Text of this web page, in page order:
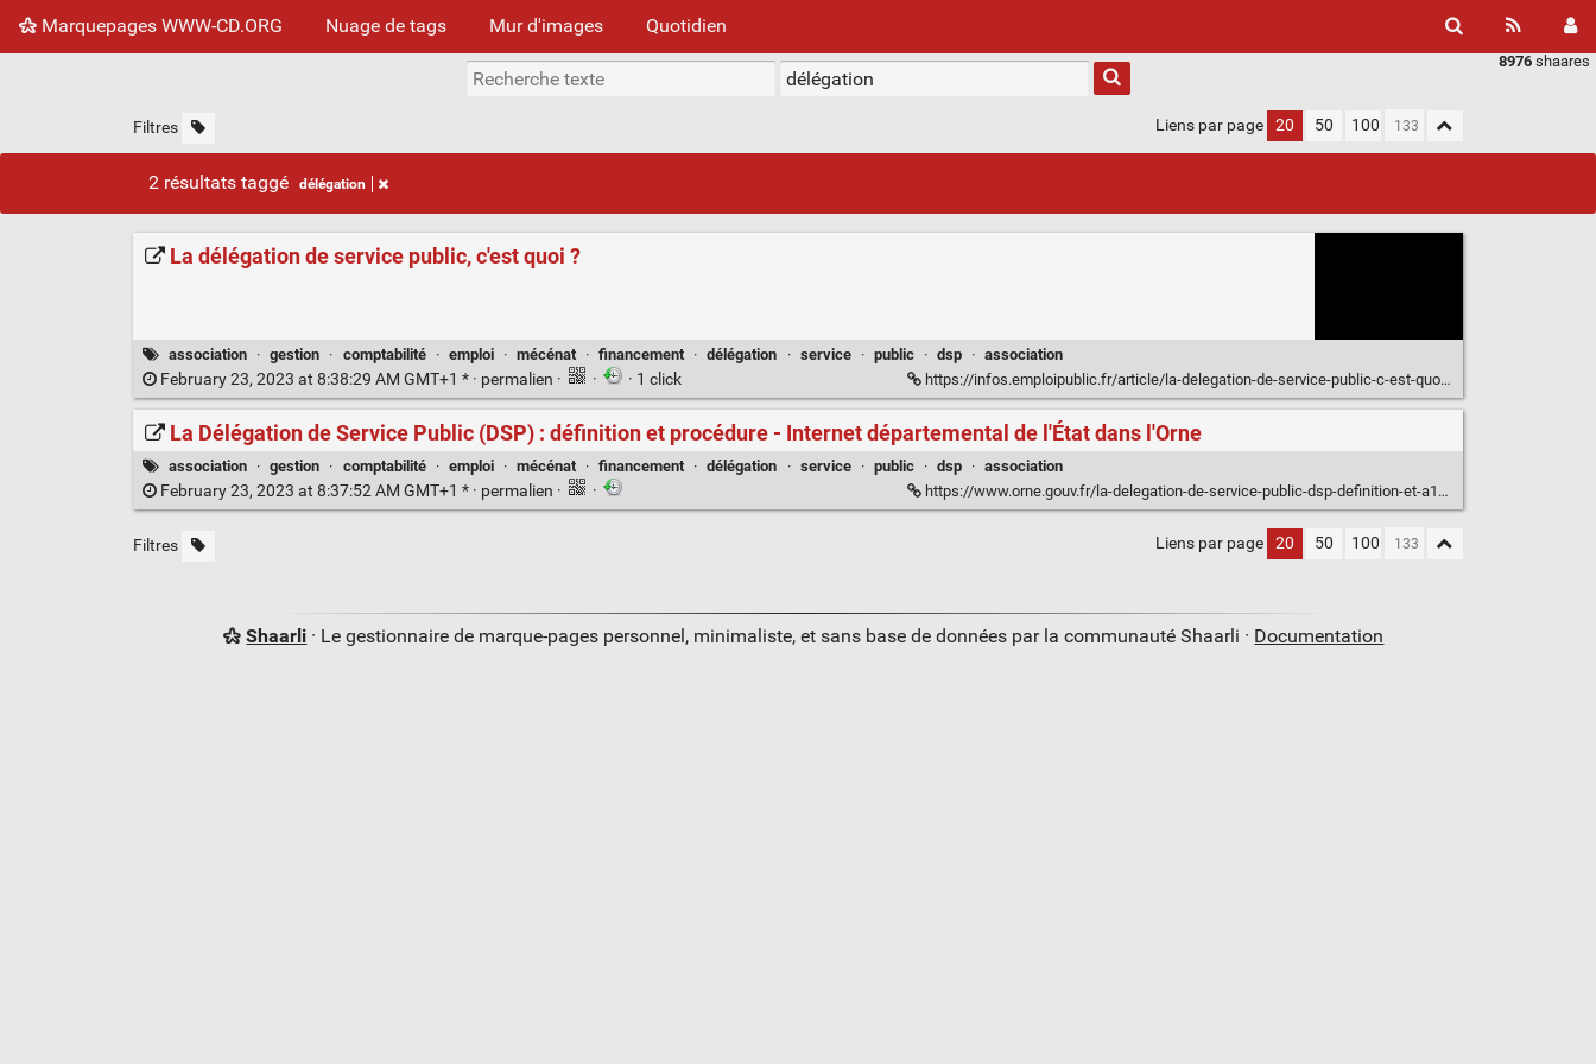
Marquepages WWW-CD.ORG Nuage de tags Mur d'images Quotidien
8976 shaares
Filtres Liens par page 20 50 100
2 résultats taggé délégation
La délégation de service public, c'est quoi ?
association · gestion · comptabilité · emploi · mécénat · financement · délégation · service · public · dsp · association
February 23, 2023 at 8:38:29 AM GMT+1 * · permalien · · · 1 click https://infos.emploipublic.fr/article/la-delegation-de-service-public-c-est-quoi-eea-2300
La Délégation de Service Public (DSP) : définition et procédure - Internet départemental de l'État dans l'Orne
association · gestion · comptabilité · emploi · mécénat · financement · délégation · service · public · dsp · association
February 23, 2023 at 8:37:52 AM GMT+1 * · permalien · · https://www.orne.gouv.fr/la-delegation-de-service-public-dsp-definition-et-a1044.html
Filtres Liens par page 20 50 100
Shaarli · Le gestionnaire de marque-pages personnel, minimaliste, et sans base de données par la communauté Shaarli · Documentation